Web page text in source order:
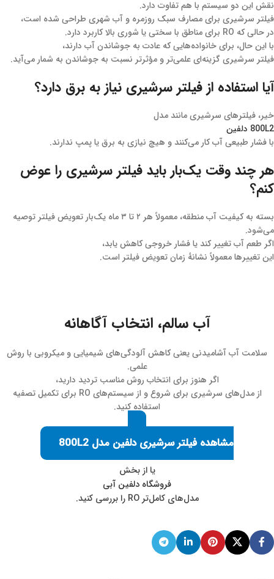
نقش این دو سیستم با هم تفاوت دارد.
فیلتر سرشیری برای مصارف سبک روزمره و آب شهری طراحی شده است،
در حالی که RO برای مناطق با سختی یا شوری بالا کاربرد دارد.
با این حال، برای خانواده‌هایی که عادت به جوشاندن آب دارند،
فیلتر سرشیری گزینه‌ای علمی‌تر و مؤثرتر نسبت به جوشاندن به شمار می‌آید.
آیا استفاده از فیلتر سرشیری نیاز به برق دارد؟
خیر، فیلترهای سرشیری مانند مدل
800L2 دلفین
با فشار طبیعی آب کار می‌کنند و هیچ نیازی به برق یا پمپ ندارند.
هر چند وقت یک‌بار باید فیلتر سرشیری را عوض
کنم؟
بسته به کیفیت آب منطقه، معمولاً هر ۲ تا ۳ ماه یک‌بار تعویض فیلتر توصیه
می‌شود.
اگر طعم آب تغییر کند یا فشار خروجی کاهش یابد،
این تغییرها معمولاً نشانهٔ زمان تعویض فیلتر است.
آب سالم، انتخاب آگاهانه
سلامت آب آشامیدنی یعنی کاهش آلودگی‌های شیمیایی و میکروبی با روش
علمی.
اگر هنوز برای انتخاب روش مناسب تردید دارید،
از مدل‌های سرشیری برای شروع و از سیستم‌های RO برای تکمیل تصفیه
استفاده کنید.
مشاهده فیلتر سرشیری دلفین مدل 800L2
یا از بخش
فروشگاه دلفین آبی
مدل‌های کامل‌تر RO را بررسی کنید.